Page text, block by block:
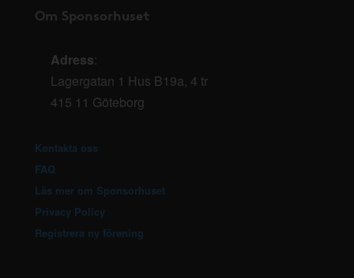
Om Sponsorhuset
Adress:
Lagergatan 1 Hus B19a, 4 tr
415 11 Göteborg
Kontakta oss
FAQ
Läs mer om Sponsorhuset
Privacy Policy
Registrera ny förening